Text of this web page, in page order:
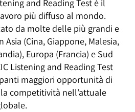
and Reading Test è il
più diffuso al mondo.
da molte delle più grandi e
Asia (Cina, Giappone, Malesia,
Europa (Francia) e Sud
Listening and Reading Test
maggiori opportunità di
competitività nell’attuale